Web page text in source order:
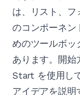
は、リスト、フ
のコンポーネン
めのツールボッ
あります。開
Start を使用し
アイデアを説明